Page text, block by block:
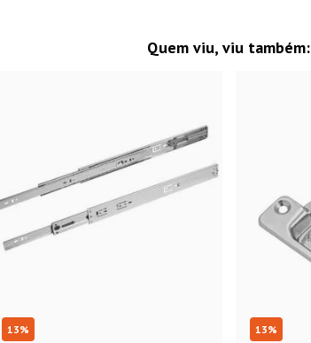
Quem viu, viu também:
13% 13%